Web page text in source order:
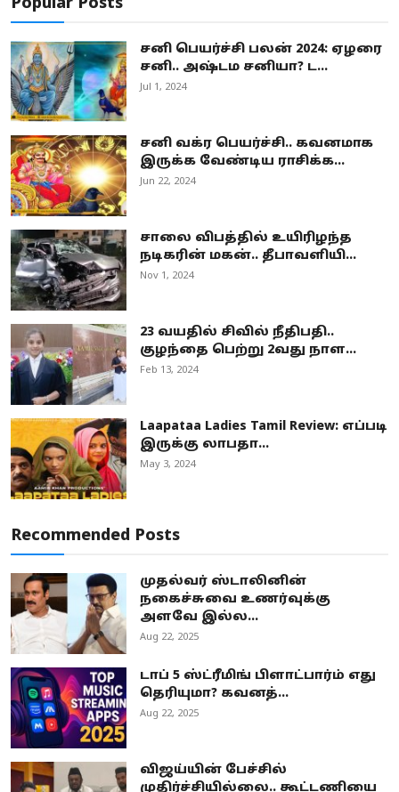
சனி பெயர்ச்சி பலன் 2024: ஏழரை
சனி.. அஷ்டம சனியா? ட...
Jul 1, 2024
சனி வக்ர பெயர்ச்சி.. கவனமாக
இருக்க வேண்டிய ராசிக்க...
Jun 22, 2024
சாலை விபத்தில் உயிரிழந்த
நடிகரின் மகன்.. தீபாவளியி...
Nov 1, 2024
23 வயதில் சிவில் நீதிபதி..
குழந்தை பெற்று 2வது நாள...
Feb 13, 2024
Laapataa Ladies Tamil Review: எப்படி
இருக்கு லாபதா...
May 3, 2024
Recommended Posts
முதல்வர் ஸ்டாலினின்
நகைச்சுவை உணர்வுக்கு
அளவே இல்ல...
Aug 22, 2025
டாப் 5 ஸ்ட்ரீமிங் பிளாட்பார்ம் எது
தெரியுமா? கவனத்...
Aug 22, 2025
விஜய்யின் பேச்சில்
முதிர்ச்சியில்லை.. கூட்டணியை